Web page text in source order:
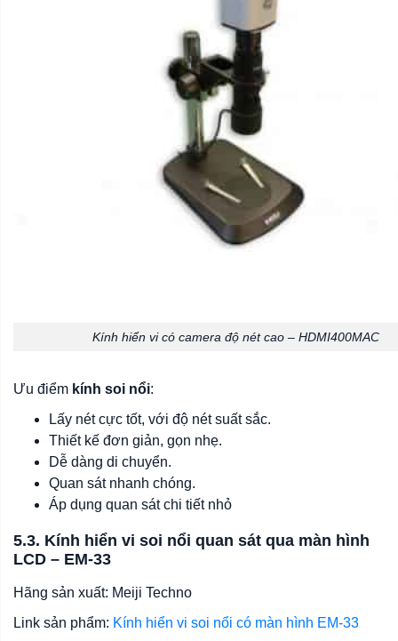
Kính hiển vi có camera độ nét cao – HDMI400MAC
Ưu điểm kính soi nổi:
Lấy nét cực tốt, với độ nét suất sắc.
Thiết kế đơn giản, gọn nhẹ.
Dễ dàng di chuyển.
Quan sát nhanh chóng.
Áp dụng quan sát chi tiết nhỏ
5.3. Kính hiển vi soi nổi quan sát qua màn hình
LCD – EM-33
Hãng sản xuất: Meiji Techno
Link sản phẩm: Kính hiển vi soi nổi có màn hình EM-33